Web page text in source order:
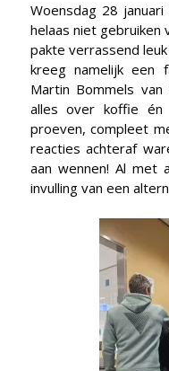
Woensdag 28
helaas niet gebruiken
pakte verrassend
kreeg namelijk een
Martin Bommels
alles over koffie én
proeven, compleet
reacties achteraf
aan wennen! Al met
invulling van een